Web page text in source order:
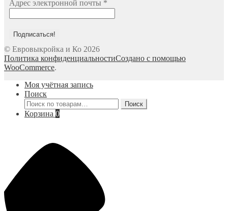
Адрес электронной почты *
© Евровыкройка и Ко 2026
Политика конфиденциальностиСоздано с помощью
WooCommerce.
Моя учётная запись
Поиск
Искать:
Поиск
Корзина 0